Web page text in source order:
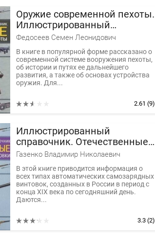
Оружие современной пехоты.
Иллюстрированный
справочник Часть II
Федосеев Семен Леонидович
В книге в популярной форме рассказано о
современной системе вооружения пехоты,
об истории и путях ее дальнейшего
развития, а также об основах устройства
оружия. Для...
2.61 (9)
Иллюстрированный
справочник. Отечественные
автоматические винтовки
Газенко Владимир Николаевич
В этой книге приводится информация о
всех типах автоматических самозарядных
винтовок, созданных в России в период с
конца XIX века по сегодняшний день.
Даются...
3.3(2)